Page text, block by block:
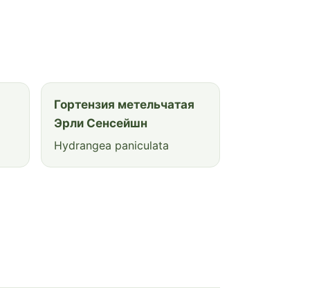
Гортензия метельчатая
Эрли Сенсейшн
Hydrangea paniculata